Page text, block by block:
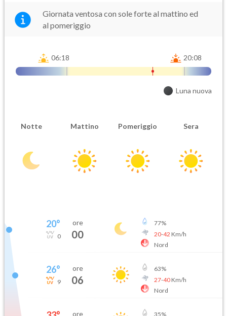
Giornata ventosa con sole forte al mattino ed
al pomeriggio
06:18 20:08
Luna nuova
Notte Mattino Pomeriggio Sera
20°
0
ore
00
77%
20-42 Km/h
Nord
26°
9
ore
06
63%
27-40Km/h
Nord
ore 35%